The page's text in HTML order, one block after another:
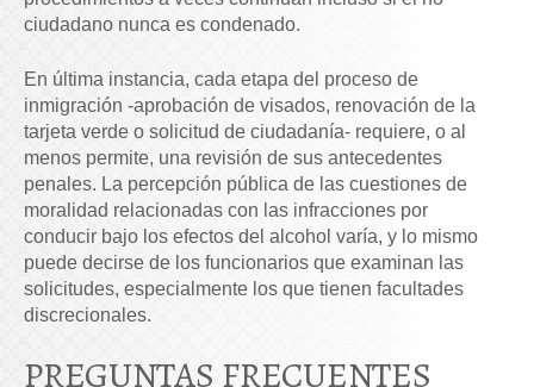
ciudadano nunca es condenado.
En última instancia, cada etapa del proceso de
inmigración -aprobación de visados, renovación de la
tarjeta verde o solicitud de ciudadanía- requiere, o al
menos permite, una revisión de sus antecedentes
penales. La percepción pública de las cuestiones de
moralidad relacionadas con las infracciones por
conducir bajo los efectos del alcohol varía, y lo mismo
puede decirse de los funcionarios que examinan las
solicitudes, especialmente los que tienen facultades
discrecionales.
PREGUNTAS FRECUENTES